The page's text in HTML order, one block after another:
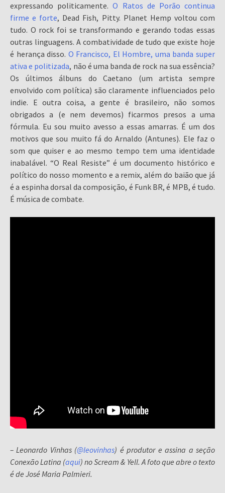
expressando politicamente.O Ratos de Porão continua
firme e forte, Dead Fish, Pitty. Planet Hemp voltou com
tudo. O rock foi se transformando e gerando todas essas
outras linguagens. A combatividade de tudo que existe hoje
é herança disso. O Francisco, El Hombre, uma banda super
ativa e politizada, não é uma banda de rock na sua essência?
Os últimos álbuns do Caetano (um artista sempre
envolvido com política) são claramente influenciados pelo
indie. E outra coisa, a gente é brasileiro, não somos
obrigados a (e nem devemos) ficarmos presos a uma
fórmula. Eu sou muito avesso a essas amarras. É um dos
motivos que sou muito fá do Arnaldo (Antunes). Ele faz o
som que quiser e ao mesmo tempo tem uma identidade
inabalável. “O Real Resiste” é um documento histórico e
político do nosso momento e a remix, além do baião que já
é a espinha dorsal da composição, é Funk BR, é MPB, é tudo.
É música de combate.
– Leonardo Vinhas (@leovinhas) é produtor e assina a seção
Conexão Latina (aqui) no Scream & Yell. A foto que abre o texto
é de José Maria Palmieri.